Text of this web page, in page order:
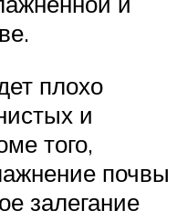
плохо
и
того,
почвы
залегание